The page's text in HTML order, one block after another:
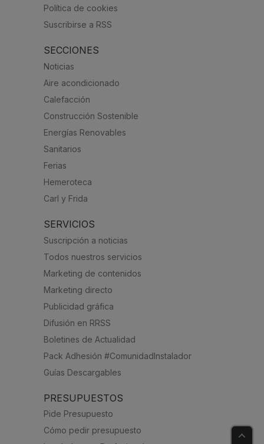
Política de cookies
Suscribirse a RSS
SECCIONES
Noticias
Aire acondicionado
Calefacción
Construcción Sostenible
Energías Renovables
Sanitarios
Ferias
Hemeroteca
Carl y Frida
SERVICIOS
Suscripción a noticias
Todos nuestros servicios
Marketing de contenidos
Marketing directo
Publicidad gráfica
Difusión en RRSS
Boletines de Actualidad
Pack Adhesión #ComunidadInstalador
Guías Descargables
PRESUPUESTOS
Pide Presupuesto
Cómo pedir presupuesto